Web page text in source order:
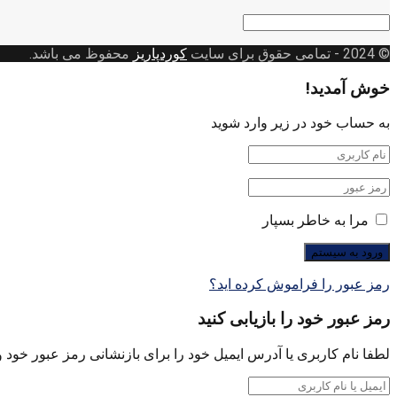
دسته
© 2024
- تمامی حقوق برای سایت کوردپاریز محفوظ می باشد.
خوش آمدید!
به حساب خود در زیر وارد شوید
مرا به خاطر بسپار
رمز عبور را فراموش کرده اید؟
رمز عبور خود را بازیابی کنید
لطفا نام کاربری یا آدرس ایمیل خود را برای بازنشانی رمز عبور خود